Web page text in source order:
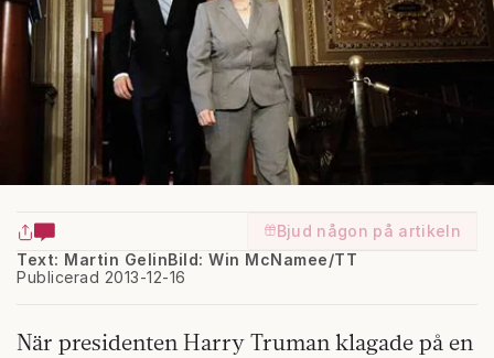
Bjud någon på artikeln
Text: Martin Gelin
Publicerad 2013-12-16
Bild: Win McNamee/TT
När presidenten Harry Truman klagade på en